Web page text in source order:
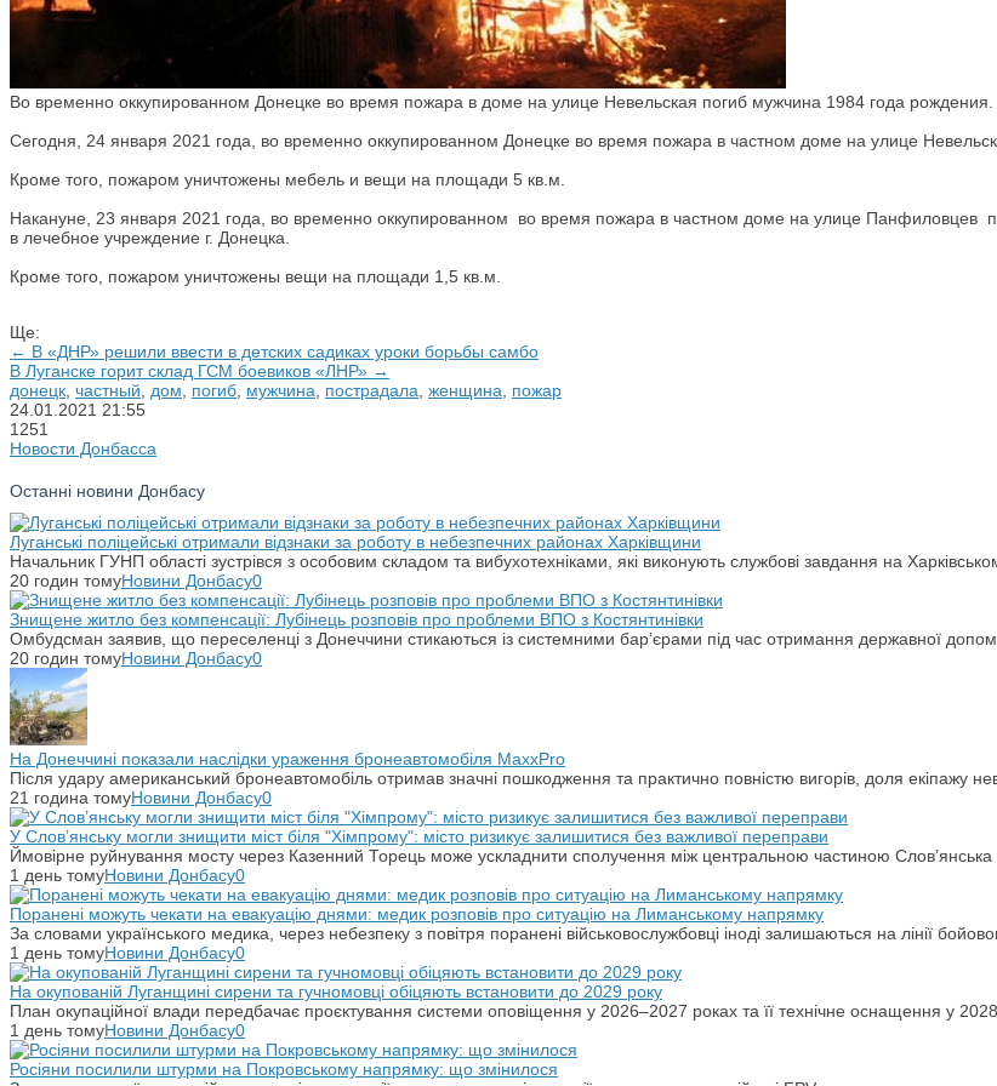
Во временно оккупированном Донецке во время пожара в доме на улице Невельская погиб мужчина 1984 года рождения.
Сегодня, 24 января 2021 года, во временно оккупированном Донецке во время пожара в частном доме на улице
Кроме того, пожаром уничтожены мебель и вещи на площади 5 кв.м.
Накануне, 23 января 2021 года, во временно оккупированном во время пожара в частном доме на улице Панфиловцев
в лечебное учреждение г. Донецка.
Кроме того, пожаром уничтожены вещи на площади 1,5 кв.м.
Ще:
← В «ДНР» решили ввести в детских садиках уроки борьбы самбо
В Луганске горит склад ГСМ боевиков «ЛНР» →
донецк частный дом погиб мужчина пострадала женщина
пожар
24.01.2021 21:55
1251
Новости Донбасса
Останні новини Донбасу
Луганські поліцейські отримали відзнаки за роботу в небезпечних районах Харківщини
Начальник ГУНП області зустрівся з особовим складом та вибухотехніками, які виконують службові завдання на
20 годин томуНовини Донбасу0
Знищене житло без компенсації: Лубінець розповів про проблеми ВПО з Костянтинівки
Омбудсман заявив, що переселенці з Донеччини стикаються із системними бар’єрами під час отримання державної
20 годин томуНовини Донбасу0
На Донеччині показали наслідки ураження бронеавтомобіля MaxxPro
Після удару американський бронеавтомобіль отримав значні пошкодження та практично повністю вигорів, доля екіпажу
21 година томуНовини Донбасу0
У Слов’янську могли знищити міст біля "Хімпрому": місто ризикує залишитися без важливої переправи
Ймовірне руйнування мосту через Казенний Торець може ускладнити сполучення між центральною частиною Слов’янська
1 день томуНовини Донбасу0
Поранені можуть чекати на евакуацію днями: медик розповів про ситуацію на Лиманському напрямку
За словами українського медика, через небезпеку з повітря поранені військовослужбовці іноді залишаються на лінії
1 день томуНовини Донбасу0
На окупованій Луганщині сирени та гучномовці обіцяють встановити до 2029 року
План окупаційної влади передбачає проєктування системи оповіщення у 2026–2027 роках та її технічне оснащення у
1 день томуНовини Донбасу0
Росіяни посилили штурми на Покровському напрямку: що змінилося